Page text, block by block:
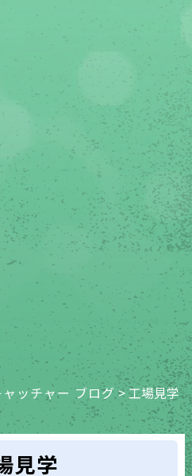
ッチャー ブログ >工場見学
見学